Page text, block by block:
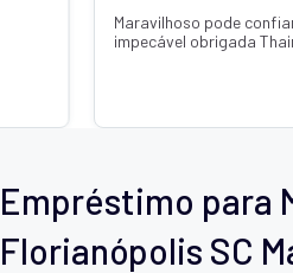
confiar caiu super rápido um
Thainá Jandotti 💕🙏
Empréstimo para
Florianópolis SC